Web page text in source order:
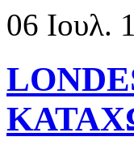
06 Ιουλ.